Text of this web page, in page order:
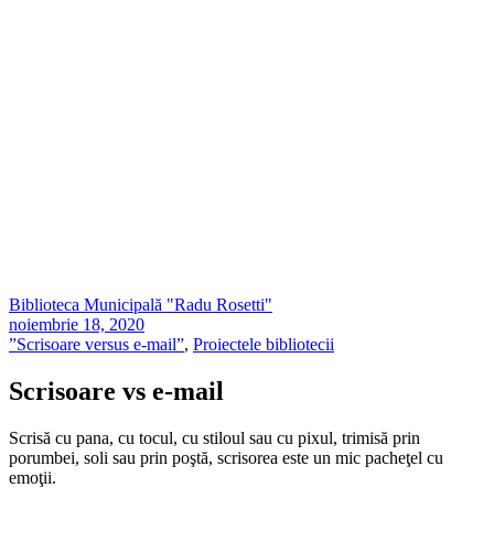
Biblioteca Municipală "Radu Rosetti"
noiembrie 18, 2020
”Scrisoare versus e-mail”, Proiectele bibliotecii
Scrisoare vs e-mail
Scrisă cu pana, cu tocul, cu stiloul sau cu pixul, trimisă prin
porumbei, soli sau prin poştă, scrisorea este un mic pacheţel cu
emoţii.